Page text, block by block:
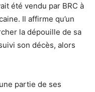
été vendu par BRC à
Il affirme qu’un
la dépouille de sa
son décès, alors
partie de ses